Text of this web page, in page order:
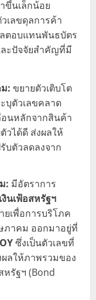
ขึ้นเล็กน้อย
เลขดุลการค้า
ตอบแทนพันธบัตร
ะปัจจัยสำคัญที่มี
: ขยายตัวเติบโต
บุตัวเลขคลาด
อนหลักจากสินค้า
วได้ดี ส่งผลให้
บตัวลดลงจาก
: มีอัตราการ
นเฟ้อสหรัฐฯ
ยเพื่อการบริโภค
ภาคม ออกมาอยู่ที่
ซึ่งเป็นตัวเลขที่
ลให้ภาพรวมของ
รัฐฯ (Bond